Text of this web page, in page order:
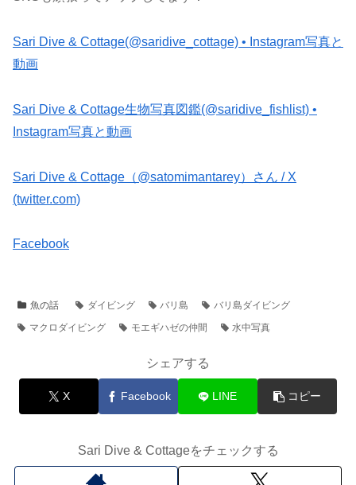
Sari Dive & Cottage(@saridive_cottage) • Instagram写真と
動画
Sari Dive & Cottage生物写真図鑑(@saridive_fishlist) •
Instagram写真と動画
Sari Dive & Cottage（@satomimantarey）さん / X
(twitter.com)
Facebook
魚の話 ダイビング バリ島
バリ島ダイビング
マクロダイビング
モエギハゼの仲間 水中写真
シェアする
X Facebook LINE コピー
Sari Dive & Cottageをチェックする